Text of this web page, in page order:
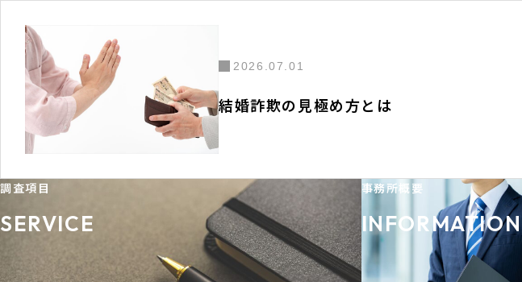
2026.07.01
結婚詐欺の見極め方とは
調査項目
SERVICE
事務所概要
INFORMATION